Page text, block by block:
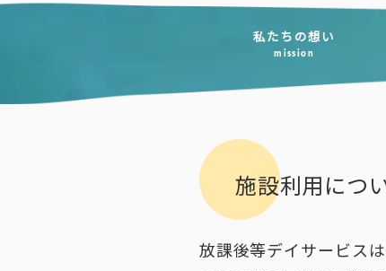
ツ
私たちの想い
mission
施設利用につ
放課後等デイサービス